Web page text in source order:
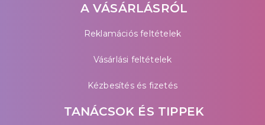
A VÁSÁRLÁSRÓL
Reklamációs feltételek
Vásárlási feltételek
Kézbesítés és fizetés
TANÁCSOK ÉS TIPPEK